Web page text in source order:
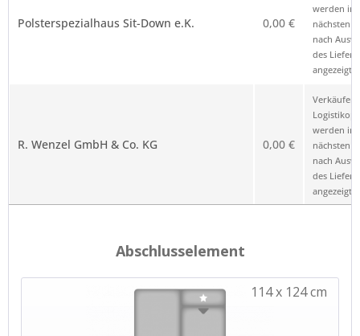
Polsterspezialhaus Sit-Down e.K. 0,00 €
werden im
nächsten
nach
des
angezeigt.
R. Wenzel GmbH & Co. KG 0,00 €
Verkäufer
werden im
nächsten
nach
des
angezeigt.